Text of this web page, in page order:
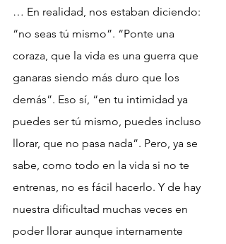
… En realidad, nos estaban diciendo:
“no seas tú mismo”. “Ponte una
coraza, que la vida es una guerra que
ganaras siendo más duro que los
demás”. Eso sí, “en tu intimidad ya
puedes ser tú mismo, puedes incluso
llorar, que no pasa nada”. Pero, ya se
sabe, como todo en la vida si no te
entrenas, no es fácil hacerlo. Y de hay
nuestra dificultad muchas veces en
poder llorar aunque internamente